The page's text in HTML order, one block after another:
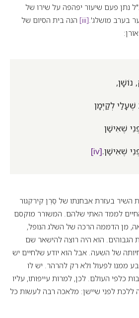
נתן פעם שיעור יפהפה על שירו של
בערב מושלג'.[iii]
הנה בית הסיום של
נוֹשָׁן,
לְקַיְּמָן
שֶׁאִישַׁן
שֶׁאִישַׁן.[iv]
השיר בעזרת אבחנתו של סֶרְן קירקגור
לממד האתי שלהם. המשורר מוקסם
מן הדממה הרכה של השלג הנופל,
הגבוהים. הוא היה רוצה להישאר שם
של השעה. אבל הוא יודע שלחיים יש
ממנו לפעול ולא רק להרהר. יש לו
כלפי העולם. לכן, למרות עייפותו, עליו
ללכת לפני שיישן: מלאכה רבה לעשות כל